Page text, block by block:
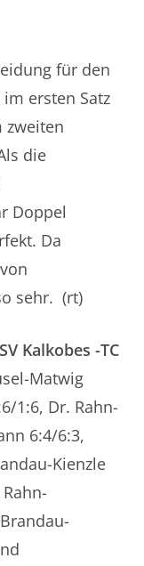
für den
ersten Satz
zweiten
die
Doppel
Da
sehr. (rt)
Kalkobes -TC
Matwig
1:6, Dr. Rahn-
6:4/6:3,
Kienzle